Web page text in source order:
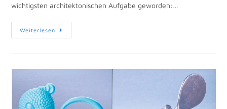
wichtigsten architektonischen Aufgabe geworden:…
Weiterlesen